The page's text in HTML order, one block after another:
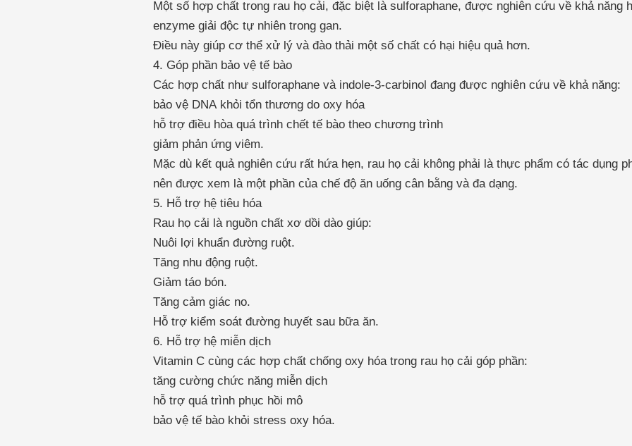
Một số hợp chất trong rau họ cải, đặc biệt là sulforaphane, được nghiên cứu về khả năng
enzyme giải độc tự nhiên trong gan.
Điều này giúp cơ thể xử lý và đào thải một số chất có hại hiệu quả hơn.
4. Góp phần bảo vệ tế bào
Các hợp chất như sulforaphane và indole-3-carbinol đang được nghiên cứu về khả năng:
bảo vệ DNA khỏi tổn thương do oxy hóa
hỗ trợ điều hòa quá trình chết tế bào theo chương trình
giảm phản ứng viêm.
Mặc dù kết quả nghiên cứu rất hứa hẹn, rau họ cải không phải là thực phẩm có tác dụng
nên được xem là một phần của chế độ ăn uống cân bằng và đa dạng.
5. Hỗ trợ hệ tiêu hóa
Rau họ cải là nguồn chất xơ dồi dào giúp:
Nuôi lợi khuẩn đường ruột.
Tăng nhu động ruột.
Giảm táo bón.
Tăng cảm giác no.
Hỗ trợ kiểm soát đường huyết sau bữa ăn.
6. Hỗ trợ hệ miễn dịch
Vitamin C cùng các hợp chất chống oxy hóa trong rau họ cải góp phần:
tăng cường chức năng miễn dịch
hỗ trợ quá trình phục hồi mô
bảo vệ tế bào khỏi stress oxy hóa.